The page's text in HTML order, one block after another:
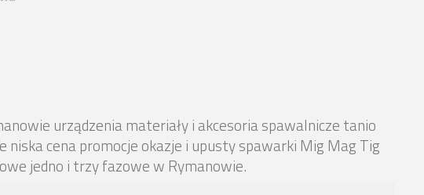
urządzenia materiały i akcesoria spawalnicze tanio
cena promocje okazje i upusty spawarki Mig Mag Tig
jedno i trzy fazowe w Rymanowie.